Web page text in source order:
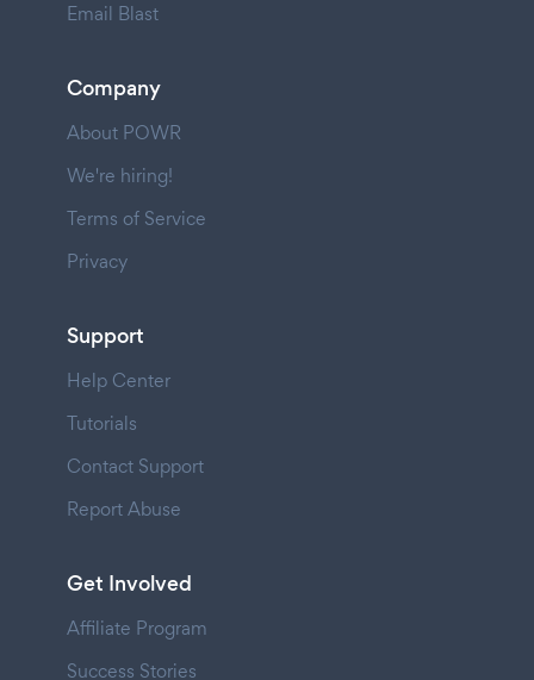
Email Blast
Company
About POWR
We're hiring!
Terms of Service
Privacy
Support
Help Center
Tutorials
Contact Support
Report Abuse
Get Involved
Affiliate Program
Success Stories